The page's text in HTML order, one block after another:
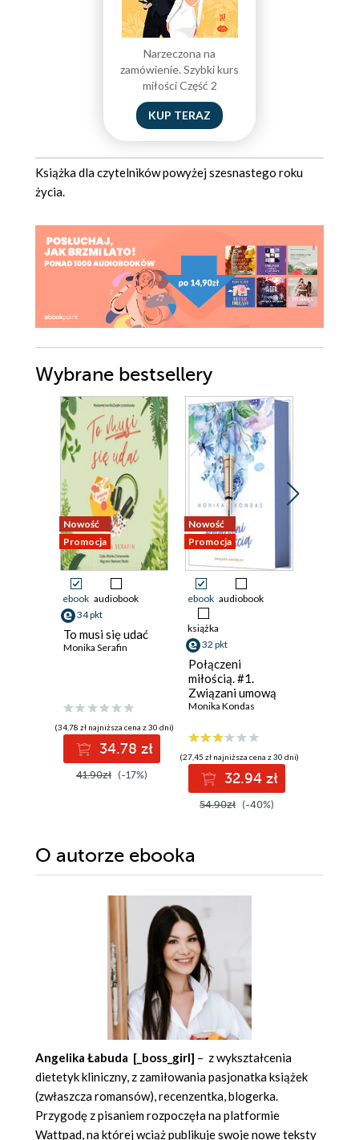
Narzeczona na
zamówienie. Szybki kurs
miłości Część 2
KUP TERAZ
Książka dla czytelników powyżej szesnastego roku
życia.
Wybrane bestsellery
Nowość
Promocja
ebook audiobook
34 pkt
To musi się udać
Monika Serafin
(34,78 zł najniższa cena z 30 dni)
34.78 zł
41.90zł (-17%)
Nowość
Promocja
ebook audiobook
książka
32 pkt
Połączeni
miłością. #1.
Związani umową
Monika Kondas
(27,45 zł najniższa cena z 30 dni)
32.94 zł
54.90zł (-40%)
O autorze ebooka
Angelika Łabuda [_boss_girl] – z wykształcenia
dietetyk kliniczny, z zamiłowania pasjonatka książek
(zwłaszcza romansów), recenzentka, blogerka.
Przygodę z pisaniem rozpoczęła na platformie
Wattpad, na której wciąż publikuje swoje nowe teksty